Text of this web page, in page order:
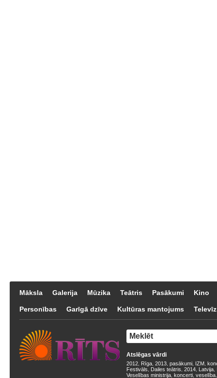
Māksla Galerija Mūzika Teātris Pasākumi Kino
Personības Garīgā dzīve Kultūras mantojums
Atslēgas vārdi
2012 Rīga 2013 pasākumi IZM
Festivāls
Dailes teātris 2014 Latvija
Veselības ministrija koncerti veselība